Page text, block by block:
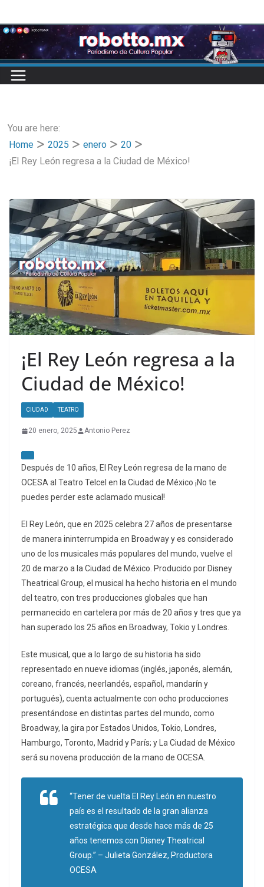
to
content
You are here:
Home
2025 enero
20
¡El Rey León regresa a la Ciudad de México!
¡El Rey León regresa a la
Ciudad de México!
CIUDAD TEATRO
20 enero, 2025 Antonio Perez
Después de 10 años, El Rey León regresa de la mano de
OCESA al Teatro Telcel en la Ciudad de México ¡No te
puedes perder este aclamado musical!
El Rey León, que en 2025 celebra 27 años de presentarse
de manera ininterrumpida en Broadway y es considerado
uno de los musicales más populares del mundo, vuelve el
20 de marzo a la Ciudad de México. Producido por Disney
Theatrical Group, el musical ha hecho historia en el mundo
del teatro, con tres producciones globales que han
permanecido en cartelera por más de 20 años y tres que ya
han superado los 25 años en Broadway, Tokio y Londres.
Este musical, que a lo largo de su historia ha sido
representado en nueve idiomas (inglés, japonés, alemán,
coreano, francés, neerlandés, español, mandarín y
portugués), cuenta actualmente con ocho producciones
presentándose en distintas partes del mundo, como
Broadway, la gira por Estados Unidos, Tokio, Londres,
Hamburgo, Toronto, Madrid y París; y La Ciudad de México
será su novena producción de la mano de OCESA.
“Tener de vuelta El Rey León en nuestro
país es el resultado de la gran alianza
estratégica que desde hace más de 25
años tenemos con Disney Theatrical
Group.” – Julieta González, Productora
OCESA